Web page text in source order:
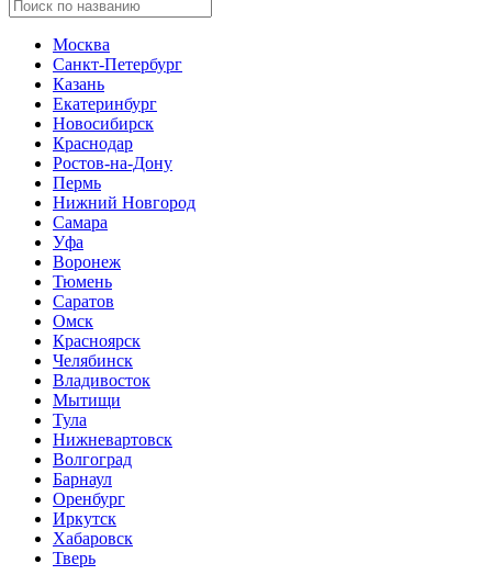
Москва
Санкт-Петербург
Казань
Екатеринбург
Новосибирск
Краснодар
Ростов-на-Дону
Пермь
Нижний Новгород
Самара
Уфа
Воронеж
Тюмень
Саратов
Омск
Красноярск
Челябинск
Владивосток
Мытищи
Тула
Нижневартовск
Волгоград
Барнаул
Оренбург
Иркутск
Хабаровск
Тверь